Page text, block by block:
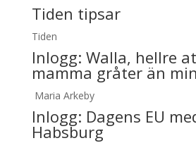
Tiden tipsar
Tiden
Inlogg: Walla, hellre
mamma gråter än min
Maria Arkeby
Inlogg: Dagens EU
Habsburg